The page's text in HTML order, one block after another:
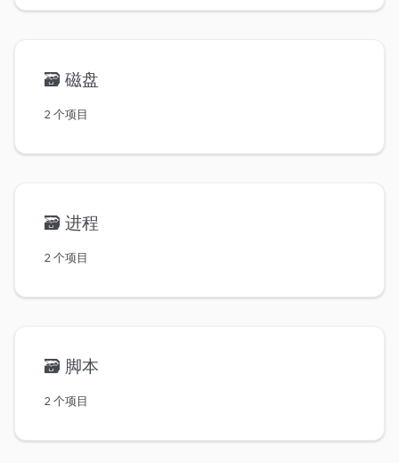
🗃️ 磁盘
2 个项目
🗃️ 进程
2 个项目
🗃️ 脚本
2 个项目